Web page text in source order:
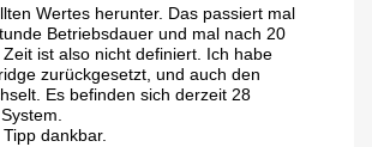
Wertes herunter. Das passiert mal
Betriebsdauer und mal nach 20
ist also nicht definiert. Ich habe
zurückgesetzt, und auch den
Es befinden sich derzeit 28
dankbar.